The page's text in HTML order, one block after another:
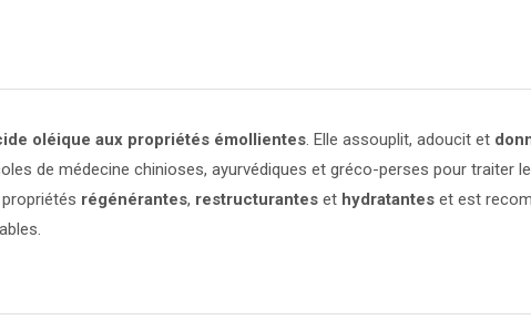
oléique aux propriétés émollientes. Elle assouplit, adoucit et
de médecine chinioses, ayurvédiques et gréco-perses pour traiter
propriétés régénérantes, restructurantes et hydratantes et est